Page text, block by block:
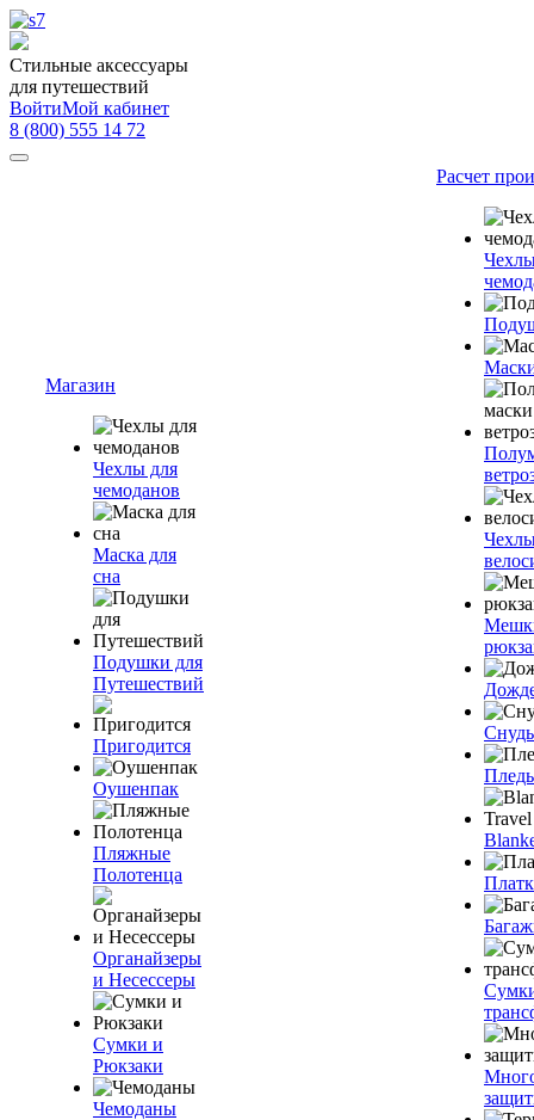
Стильные аксессуары
для путешествий
ВойтиМой кабинет
8 (800) 555 14 72
Магазин
Чехлы для
чемоданов
Маска для
сна
Подушки для
Путешествий
Пригодится
Оушенпак
Пляжные
Полотенца
Органайзеры
и Несессеры
Сумки и
Рюкзаки
Чемоданы
Расчет